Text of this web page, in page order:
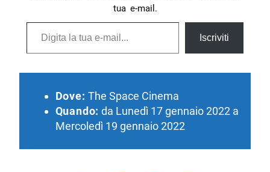
tua e-mail.
Digita la tua e-mail...
Iscriviti
Dove: The Space Cinema
Quando: da Lunedì 17 gennaio 2022 a
Mercoledì 19 gennaio 2022